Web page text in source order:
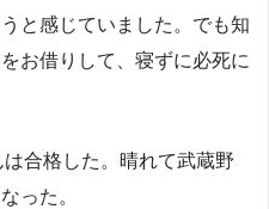
と感じていました。でも知
お借りして、寝ずに必死に
合格した。晴れて武蔵野
った。